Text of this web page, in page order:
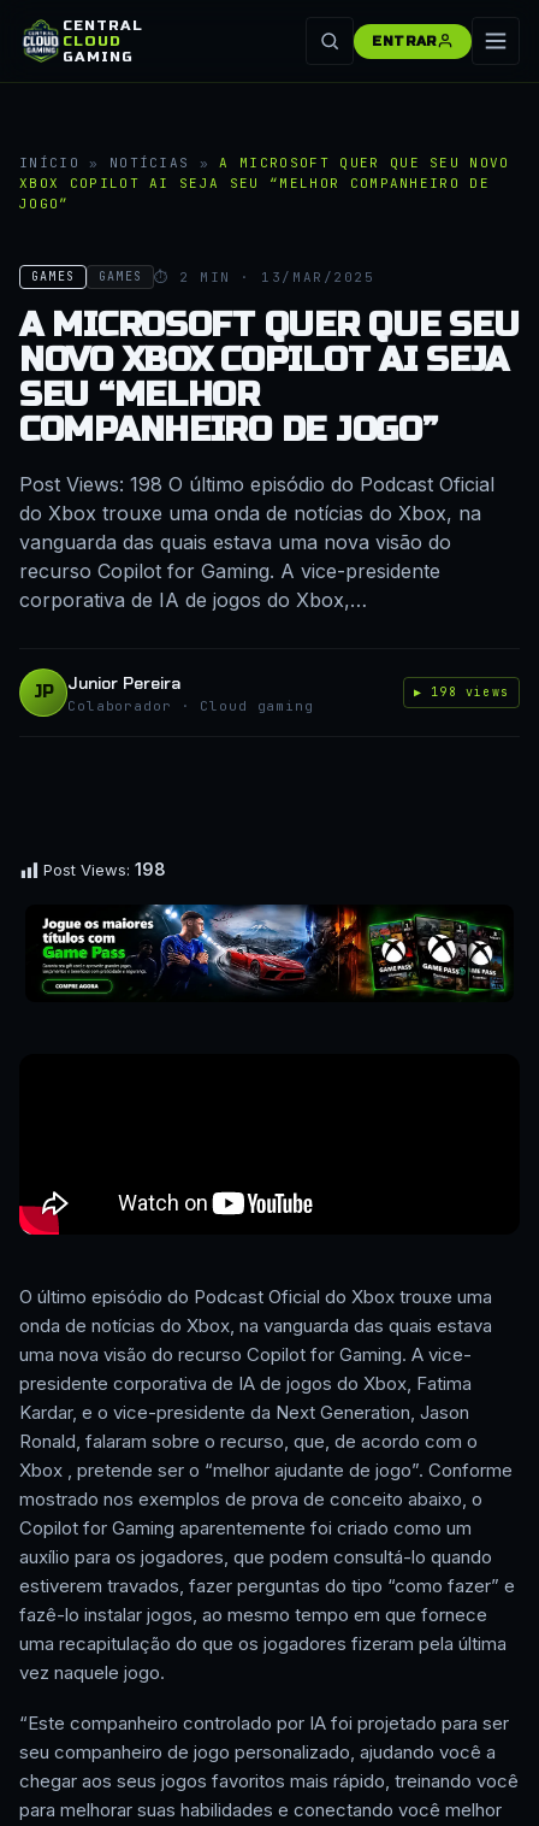
CENTRAL
CLOUD
GAMING
ENTRAR
INÍCIO » NOTÍCIAS »A MICROSOFT QUER QUE SEU NOVO
XBOX COPILOT AI SEJA SEU “MELHOR COMPANHEIRO DE
JOGO”
GAMES GAMES ⏱ 2 MIN · 13/MAR/2025
A MICROSOFT QUER QUE SEU
NOVO XBOX COPILOT AI SEJA
SEU “MELHOR
COMPANHEIRO DE JOGO”
Post Views: 198 O último episódio do Podcast Oficial
do Xbox trouxe uma onda de notícias do Xbox, na
vanguarda das quais estava uma nova visão do
recurso Copilot for Gaming. A vice-presidente
corporativa de IA de jogos do Xbox,…
JP Junior Pereira
Colaborador · Cloud gaming
▶ 198 views
Post Views: 198
O último episódio do Podcast Oficial do Xbox trouxe uma
onda de notícias do Xbox, na vanguarda das quais estava
uma nova visão do recurso Copilot for Gaming. A vice-
presidente corporativa de IA de jogos do Xbox, Fatima
Kardar, e o vice-presidente da Next Generation, Jason
Ronald, falaram sobre o recurso, que, de acordo com o
Xbox , pretende ser o “melhor ajudante de jogo”. Conforme
mostrado nos exemplos de prova de conceito abaixo, o
Copilot for Gaming aparentemente foi criado como um
auxílio para os jogadores, que podem consultá-lo quando
estiverem travados, fazer perguntas do tipo “como fazer” e
fazê-lo instalar jogos, ao mesmo tempo em que fornece
uma recapitulação do que os jogadores fizeram pela última
vez naquele jogo.
“Este companheiro controlado por IA foi projetado para ser
seu companheiro de jogo personalizado, ajudando você a
chegar aos seus jogos favoritos mais rápido, treinando você
para melhorar suas habilidades e conectando você melhor